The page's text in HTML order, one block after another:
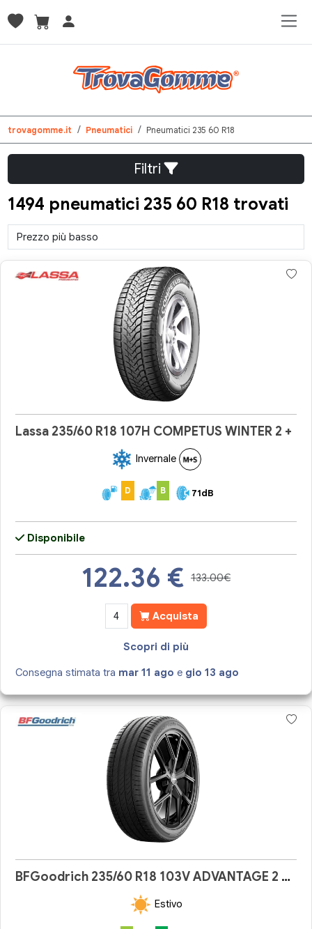
trovagomme.it Pneumatici Pneumatici 235 60 R18
Filtri
1494 pneumatici 235 60 R18 trovati
Lassa 235/60 R18 107H COMPETUS WINTER 2 +
Invernale
D B 71dB
Disponibile
122.36 € 133.00€
Acquista
Scopri di più
Consegna stimata tra mar 11 ago e gio 13 ago
BFGoodrich 235/60 R18 103V ADVANTAGE 2 SUV
Estivo